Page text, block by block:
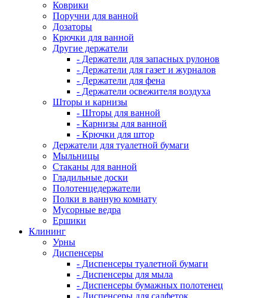
Коврики
Поручни для ванной
Дозаторы
Крючки для ванной
Другие держатели
- Держатели для запасных рулонов
- Держатели для газет и журналов
- Держатели для фена
- Держатели освежителя воздуха
Шторы и карнизы
- Шторы для ванной
- Карнизы для ванной
- Крючки для штор
Держатели для туалетной бумаги
Мыльницы
Стаканы для ванной
Гладильные доски
Полотенцедержатели
Полки в ванную комнату
Мусорные ведра
Ершики
Клининг
Урны
Диспенсеры
- Диспенсеры туалетной бумаги
- Диспенсеры для мыла
- Диспенсеры бумажных полотенец
- Диспенсеры для салфеток